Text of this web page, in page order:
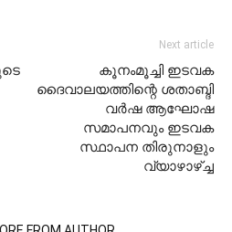
Next article
കൂനംമൂച്ചി ഇടവക
ദൈവാലയത്തിന്റെ ശതാബ്ദി
വര്‍ഷ ആഘോഷ
സമാപനവും ഇടവക
സ്ഥാപന തിരുനാളും
വ്യാഴാഴ്ച്ച